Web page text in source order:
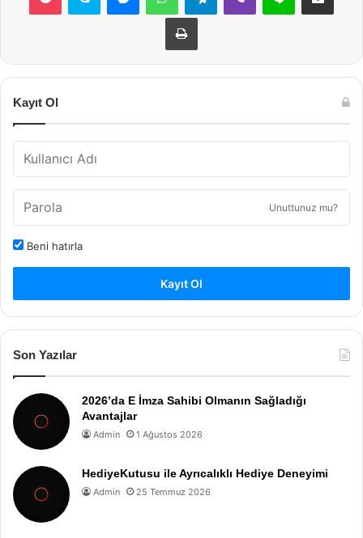
Yazdır
Kayıt Ol
Unuttunuz mu?
Beni hatırla
Kayıt Ol
Son Yazılar
2026’da E İmza Sahibi Olmanın Sağladığı
Avantajlar
Admin 1 Ağustos 2026
HediyeKutusu ile Ayrıcalıklı Hediye Deneyimi
Admin 25 Temmuz 2026